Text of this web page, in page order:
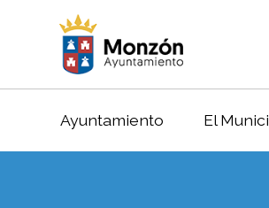
Ayuntamiento El